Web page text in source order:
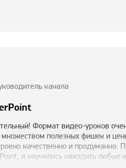
также отметил, что я
канала
Формат видео-уроков
полезных фишек и
качественно и продуманно.
я научилась находить любые